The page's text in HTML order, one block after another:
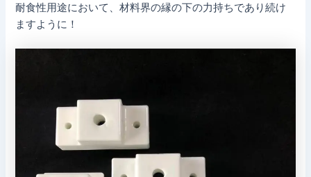
耐食性用途において、材料界の縁の下の力持ちであり続け
ますように！